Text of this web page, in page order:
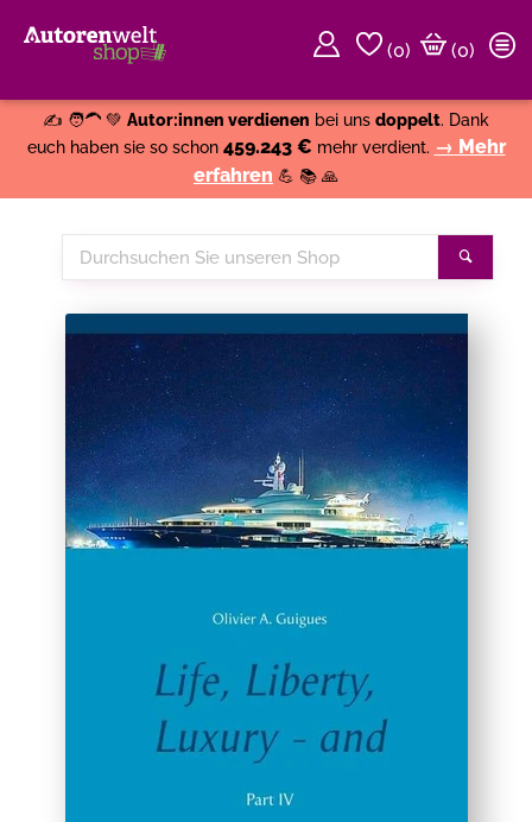
(0)
(0)
✍️ 🧑‍🦱 💚 Autor:innen verdienen bei uns doppelt. Dank
euch haben sie so schon 459.243 € mehr verdient. → Mehr
erfahren 💪 📚 🙏
Durchsuchen
Sie
Shop